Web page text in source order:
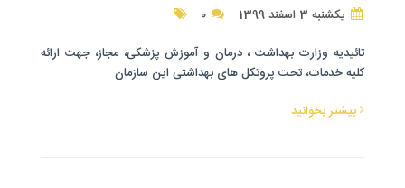
یکشنبه 3 اسفند 1399
تائیدیه وزارت بهداشت ، درمان و آموزش پزشکی، مجاز، جهت ارائه
کلیه خدمات، تحت پروتکل های بهداشتی این سازمان
بیشتر بخوانید